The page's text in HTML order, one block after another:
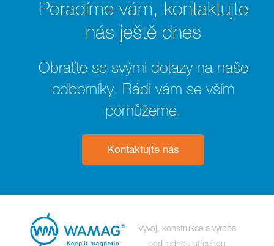
Poradíme vám, kontaktujte
nás ještě dnes
Obraťte se svými dotazy na naše
odborníky. Rádi vám se vším
pomůžeme.
Kontaktujte nás
Vývoj, konstrukce a výroba
pod jednou střechou